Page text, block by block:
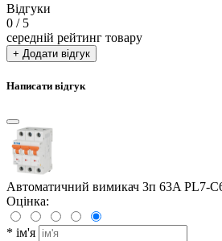
Відгуки
0 / 5
середній рейтинг товару
+ Додати відгук
Написати відгук
Автоматичний вимикач 3п 63A PL7-
Оцінка:
* ім'я